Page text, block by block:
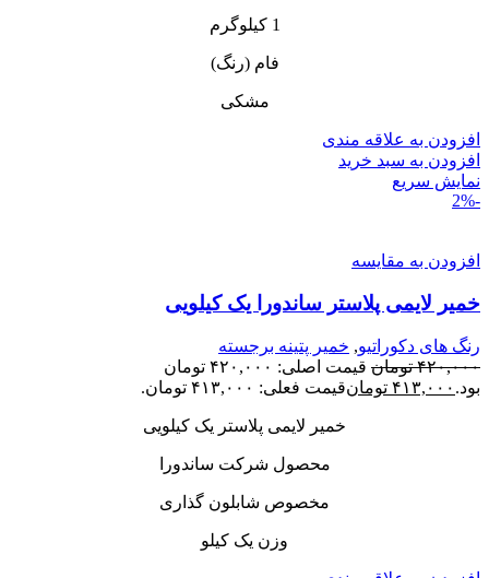
1 کیلوگرم
فام (رنگ)
مشکی
افزودن به علاقه مندی
افزودن به سبد خرید
نمایش سریع
-2%
افزودن به مقایسه
خمیر لایمی پلاستر ساندورا یک کیلویی
رنگ های دکوراتیو, خمیر پتینه برجسته
۴۲۰,۰۰۰ تومان
قیمت اصلی: ۴۲۰,۰۰۰ تومان
بود. ۴۱۳,۰۰۰ تومانقیمت فعلی: ۴۱۳,۰۰۰ تومان.
خمیر لایمی پلاستر یک کیلویی
محصول شرکت ساندورا
مخصوص شابلون گذاری
وزن یک کیلو